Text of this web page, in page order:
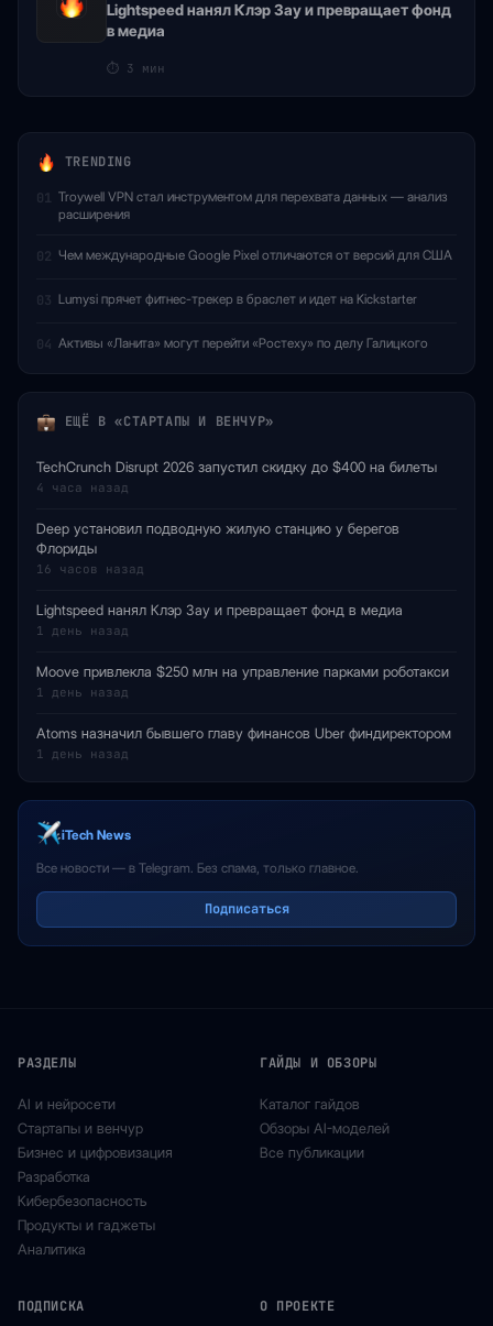
Lightspeed нанял Клэр Зау и превращает фонд
в медиа
⏱ 3 мин
TRENDING
01 Troywell VPN стал инструментом для перехвата данных — анализ
расширения
02 Чем международные Google Pixel отличаются от версий для США
03 Lumysi прячет фитнес-трекер в браслет и идет на Kickstarter
04 Активы «Ланита» могут перейти «Ростеху» по делу Галицкого
ЕЩЁ В «СТАРТАПЫ И ВЕНЧУР»
TechCrunch Disrupt 2026 запустил скидку до $400 на билеты
4 часа назад
Deep установил подводную жилую станцию у берегов
Флориды
16 часов назад
Lightspeed нанял Клэр Зау и превращает фонд в медиа
1 день назад
Moove привлекла $250 млн на управление парками роботакси
1 день назад
Atoms назначил бывшего главу финансов Uber финдиректором
1 день назад
iTech News
Все новости — в Telegram. Без спама, только главное.
Подписаться
РАЗДЕЛЫ
AI и нейросети
Стартапы и венчур
Бизнес и цифровизация
Разработка
Кибербезопасность
Продукты и гаджеты
Аналитика
ГАЙДЫ И ОБЗОРЫ
Каталог гайдов
Обзоры AI-моделей
Все публикации
ПОДПИСКА О ПРОЕКТЕ